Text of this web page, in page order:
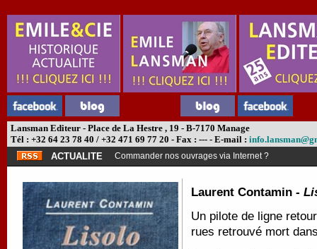
Lansman Editeur - Place de La Hestre , 19 - B-7170 Manage
Tél : +32 64 23 78 40 / +32 471 69 77 20 - Fax : --- - E-mail :
ACTUALITE
Commander nos ouvrages via Internet ?
Laurent Contamin -
Un pilote de ligne
rues retrouvé mort